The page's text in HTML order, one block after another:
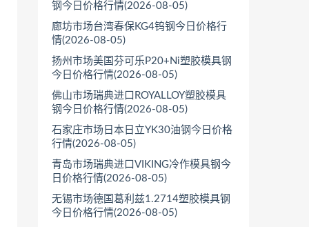
钢今日价格行情(2026-08-05)
廊坊市场台湾春保KG4钨钢今日价格行
情(2026-08-05)
扬州市场美国芬可乐P20+Ni塑胶模具钢
今日价格行情(2026-08-05)
佛山市场瑞典进口ROYALLOY塑胶模具
钢今日价格行情(2026-08-05)
石家庄市场日本日立YK30油钢今日价格
行情(2026-08-05)
青岛市场瑞典进口VIKING冷作模具钢今
日价格行情(2026-08-05)
无锡市场德国葛利兹1.2714塑胶模具钢
今日价格行情(2026-08-05)